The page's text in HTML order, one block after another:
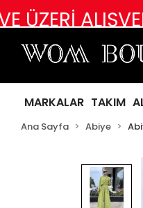
MARKALAR TAKIM
Ana Sayfa Abiye